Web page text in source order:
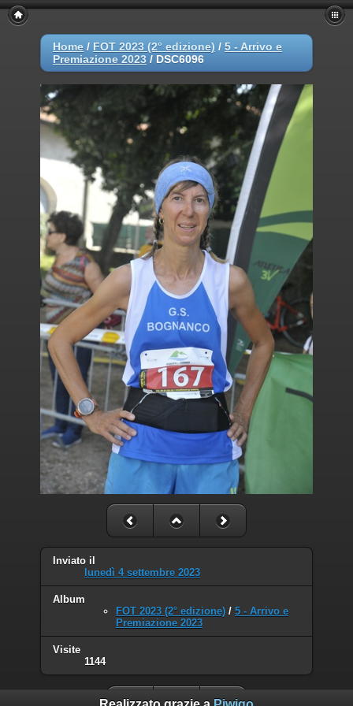
Home / FOT 2023 (2° edizione) / 5 - Arrivo e
Premiazione 2023 / DSC6096
Inviato il
lunedì 4 settembre 2023
Album
FOT 2023 (2° edizione) / 5 - Arrivo e
Premiazione 2023
Visite
1144